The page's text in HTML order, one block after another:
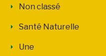
Non classé
Santé Naturelle
Une